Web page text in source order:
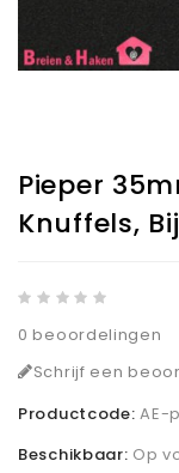
Pieper
Knuffels,
0 beoordelingen
Schrijf een
Productcode:AE-
Beschikbaar: Op